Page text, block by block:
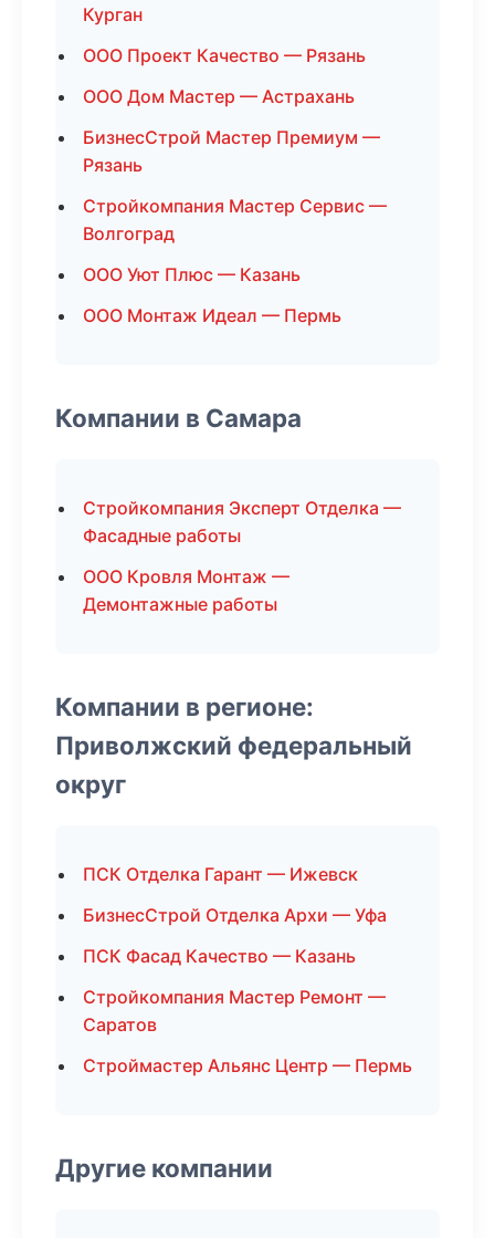
Курган
ООО Проект Качество — Рязань
ООО Дом Мастер — Астрахань
БизнесСтрой Мастер Премиум —
Рязань
Стройкомпания Мастер Сервис —
Волгоград
ООО Уют Плюс — Казань
ООО Монтаж Идеал — Пермь
Компании в Самара
Стройкомпания Эксперт Отделка —
Фасадные работы
ООО Кровля Монтаж —
Демонтажные работы
Компании в регионе:
Приволжский федеральный
округ
ПСК Отделка Гарант — Ижевск
БизнесСтрой Отделка Архи — Уфа
ПСК Фасад Качество — Казань
Стройкомпания Мастер Ремонт —
Саратов
Строймастер Альянс Центр — Пермь
Другие компании